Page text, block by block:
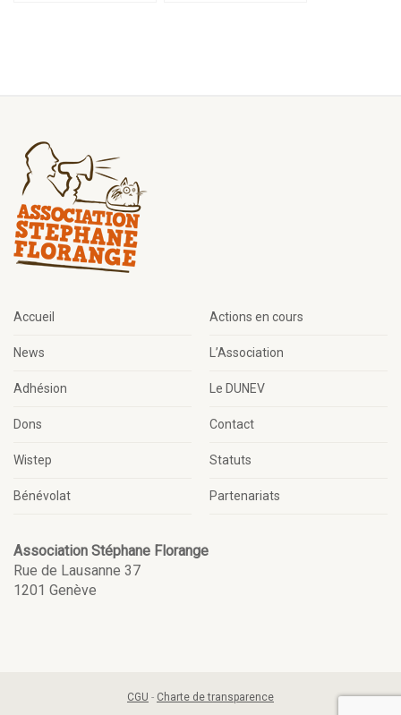
Accueil Actions en cours
News L’Association
Adhésion Le DUNEV
Dons Contact
Wistep Statuts
Bénévolat Partenariats
Association Stéphane Florange
Rue de Lausanne 37
1201 Genève
CGU - Charte de transparence